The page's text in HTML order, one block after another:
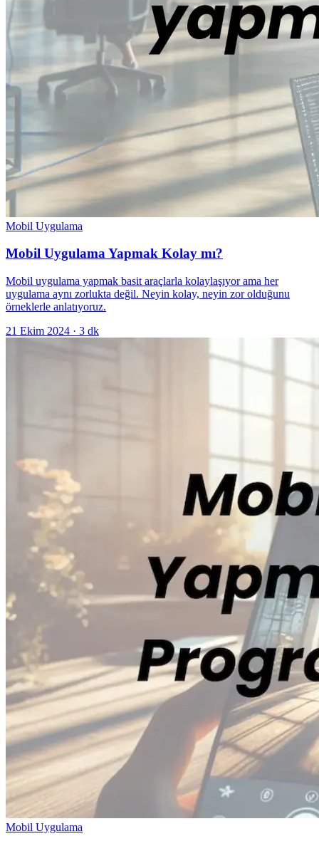
Mobil Uygulama
Mobil Uygulama Yapmak Kolay mı?
Mobil uygulama yapmak basit araçlarla kolaylaşıyor ama her
uygulama aynı zorlukta değil. Neyin kolay, neyin zor olduğunu
örneklerle anlatıyoruz.
21 Ekim 2024 · 3 dk
Mobil Uygulama